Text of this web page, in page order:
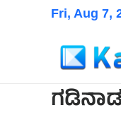
Fri, Aug 7,